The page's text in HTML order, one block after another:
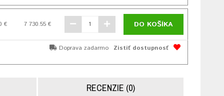
€ 7 730.55 € DO KOŠÍKA
Zistiť dostupnosť
Doprava zadarmo
RECENZIE (0)